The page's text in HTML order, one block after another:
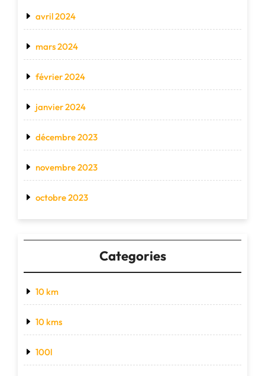
avril 2024
mars 2024
février 2024
janvier 2024
décembre 2023
novembre 2023
octobre 2023
Categories
10 km
10 kms
100l